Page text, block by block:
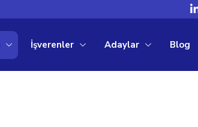
İşverenler Adaylar Blog